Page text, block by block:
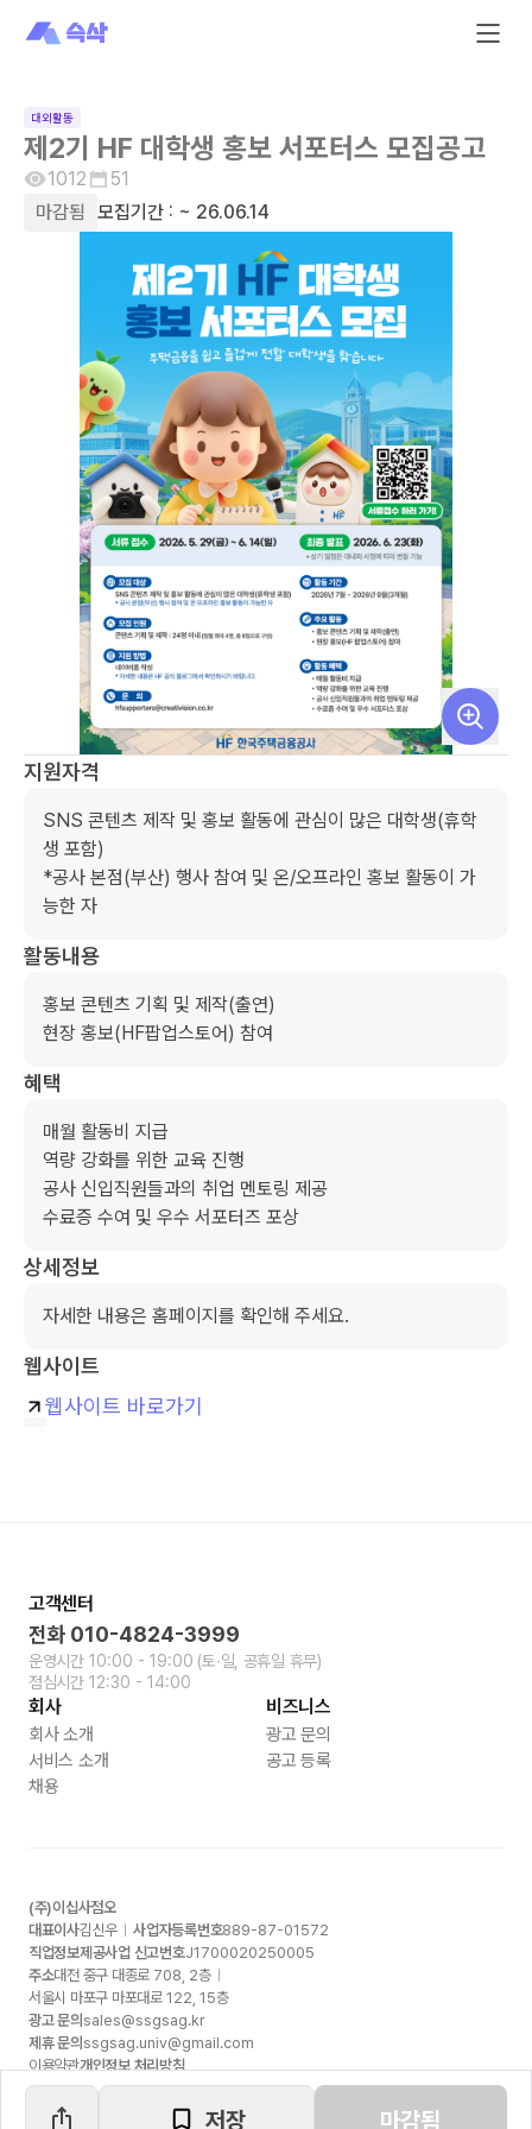
대외활동
제2기 HF 대학생 홍보 서포터스 모집공고
1012
51
마감됨
모집기간 : ~ 26.06.14
지원자격
SNS 콘텐츠 제작 및 홍보 활동에 관심이 많은 대학생(휴학
생 포함)
*공사 본점(부산) 행사 참여 및 온/오프라인 홍보 활동이 가
능한 자
활동내용
홍보 콘텐츠 기획 및 제작(출연)
현장 홍보(HF팝업스토어) 참여
혜택
매월 활동비 지급
역량 강화를 위한 교육 진행
공사 신입직원들과의 취업 멘토링 제공
수료증 수여 및 우수 서포터즈 포상
상세정보
자세한 내용은 홈페이지를 확인해 주세요.
웹사이트
웹사이트 바로가기
저장 마감됨
고객센터
전화 010-4824-3999
운영시간 10:00 - 19:00 (토∙일, 공휴일 휴무)
점심시간 12:30 - 14:00
회사
회사 소개
서비스 소개
채용
비즈니스
광고 문의
공고 등록
(주)이십사점오
대표이사김신우 사업자등록번호889-87-01572
직업정보제공사업 신고번호J1700020250005
주소대전 중구 대종로 708, 2층
서울시 마포구 마포대로 122, 15층
광고 문의 sales@ssgsag.kr
제휴 문의 ssgsag.univ@gmail.com
이용약관개인정보 처리방침